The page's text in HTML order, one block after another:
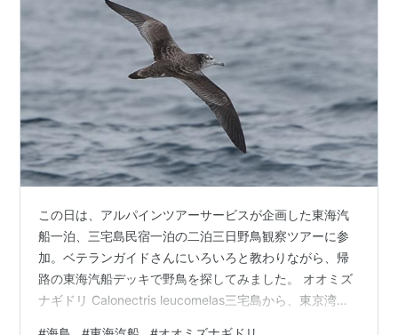
この日は、アルパインツアーサービスが企画した東海汽
船一泊、三宅島民宿一泊の二泊三日野鳥観察ツアーに参
加。ベテランガイドさんにいろいろと教わりながら、帰
路の東海汽船デッキで野鳥を探してみました。 オオミズ
ナギドリ Calonectris leucomelas三宅島から、東京湾の